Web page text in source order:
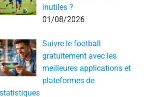
inutiles ?
01/08/2026
Suivre le football
gratuitement avec les
meilleures applications et
plateformes de
statistiques